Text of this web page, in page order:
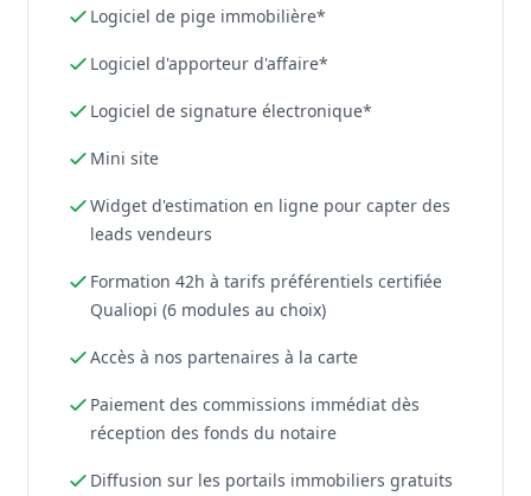
Logiciel de pige immobilière*
Logiciel d'apporteur d'affaire*
Logiciel de signature électronique*
Mini site
Widget d'estimation en ligne pour capter des
leads vendeurs
Formation 42h à tarifs préférentiels certifiée
Qualiopi (6 modules au choix)
Accès à nos partenaires à la carte
Paiement des commissions immédiat dès
réception des fonds du notaire
Diffusion sur les portails immobiliers gratuits